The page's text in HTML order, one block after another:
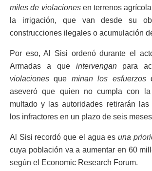
miles de violacionesen terrenos
la irrigación, que van desde su
construcciones ilegales o acumulación
Por eso, Al Sisi ordenó durante el
Armadas a que intervenganpara
violaciones que minan los esfuerzos
aseveró que quien no cumpla con la
multado y las autoridades retirarán las
los infractores en un plazo de seis
Al Sisi recordó que el agua es una
cuya población va a aumentar en 60
según el Economic Research Forum.